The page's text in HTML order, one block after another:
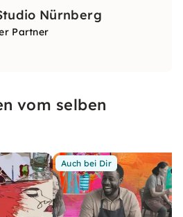
Nürnberg
Partner
vom selben
Auch bei Dir